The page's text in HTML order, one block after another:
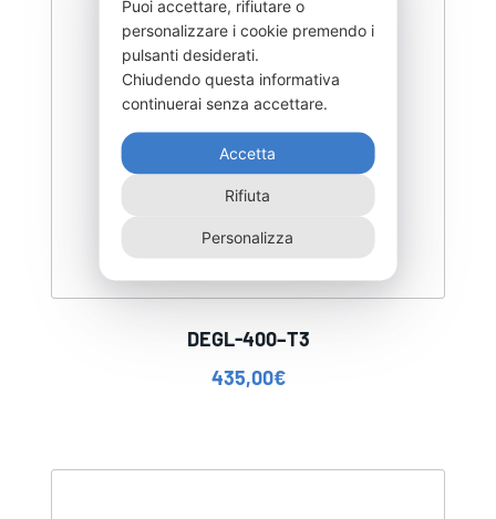
DEGL-400–T3
435,00€
Puoi accettare, rifiutare o
personalizzare i cookie premendo i
pulsanti desiderati.
Chiudendo questa informativa
continuerai senza accettare.
Accetta
Rifiuta
Personalizza